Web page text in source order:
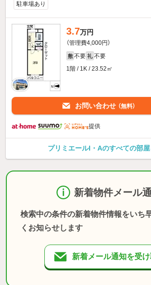
駐車場あり
3.7万円
（管理費4,000円）
敷 不要 礼 不要
1階 / 1K / 23.52㎡
お問い合わせ （無料）
提供
プリミエールI・Aのすべての部
新着物件メール
検索中の条件の新着物件情報をいち
くお知らせします
新着メール通知を受